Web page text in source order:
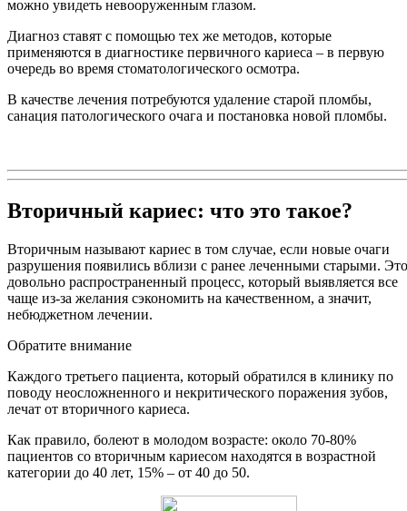
можно увидеть невооруженным глазом.
Диагноз ставят с помощью тех же методов, которые
применяются в диагностике первичного кариеса – в первую
очередь во время стоматологического осмотра.
В качестве лечения потребуются удаление старой пломбы,
санация патологического очага и постановка новой пломбы.
Вторичный кариес: что это такое?
Вторичным называют кариес в том случае, если новые очаги
разрушения появились вблизи с ранее леченными старыми. Это
довольно распространенный процесс, который выявляется все
чаще из-за желания сэкономить на качественном, а значит,
небюджетном лечении.
Обратите внимание
Каждого третьего пациента, который обратился в клинику по
поводу неосложненного и некритического поражения зубов,
лечат от вторичного кариеса.
Как правило, болеют в молодом возрасте: около 70-80%
пациентов со вторичным кариесом находятся в возрастной
категории до 40 лет, 15% – от 40 до 50.